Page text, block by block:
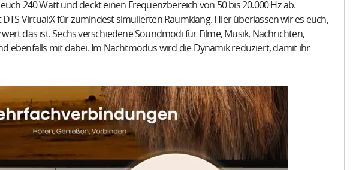
240 Watt und deckt einen Frequenzbereich von 50 bis 20.000 Hz ab.
Virtual:X für zumindest simulierten Raumklang. Hier überlassen wir es euch,
das ist. Sechs verschiedene Soundmodi für Filme, Musik, Nachrichten,
ebenfalls mit dabei. Im Nachtmodus wird die Dynamik reduziert, damit ihr